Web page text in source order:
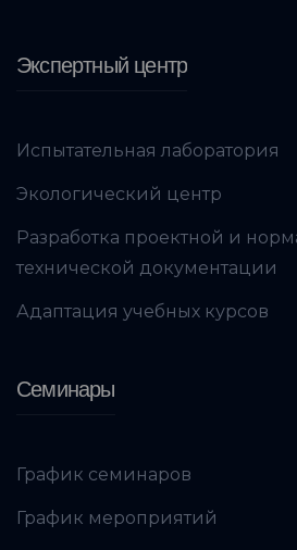
Экспертный центр
Испытательная лаборатория
Экологический центр
Разработка проектной и
технической документации
Адаптация учебных курсов
Семинары
График семинаров
График мероприятий